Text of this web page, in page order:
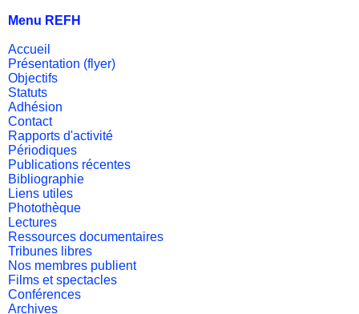
Menu REFH
Accueil
Présentation (flyer)
Objectifs
Statuts
Adhésion
Contact
Rapports d'activité
Périodiques
Publications récentes
Bibliographie
Liens utiles
Photothèque
Lectures
Ressources documentaires
Tribunes libres
Nos membres publient
Films et spectacles
Conférences
Archives